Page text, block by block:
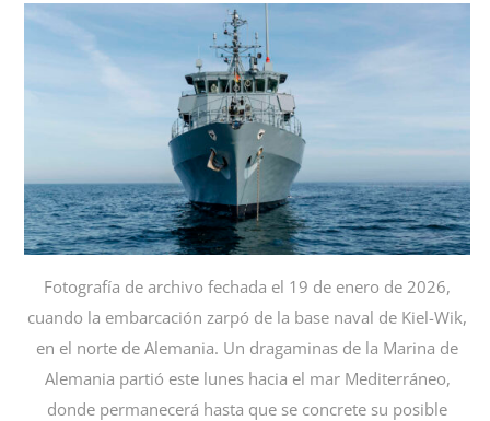
Fotografía de archivo fechada el 19 de enero de 2026,
cuando la embarcación zarpó de la base naval de Kiel-Wik,
en el norte de Alemania. Un dragaminas de la Marina de
Alemania partió este lunes hacia el mar Mediterráneo,
donde permanecerá hasta que se concrete su posible